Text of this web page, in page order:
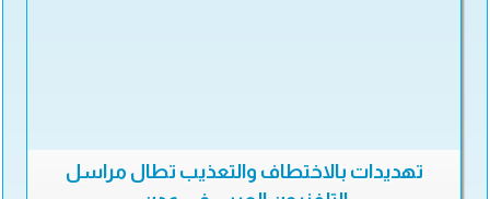
تهديدات بالاختطاف والتعذيب تطال مراسل